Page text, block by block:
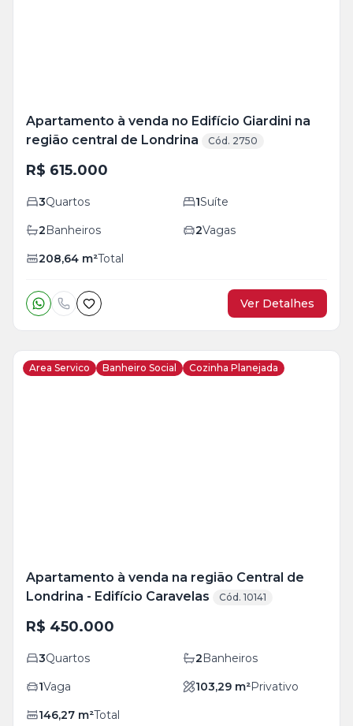
Apartamento à venda no Edifício Giardini na
região central de Londrina
Cód. 2750
R$ 615.000
3Quartos 1Suíte
2Banheiros 2Vagas
208,64 m²Total
Ver Detalhes
Area Servico Banheiro Social Cozinha Planejada
Apartamento à venda na região Central de
Londrina - Edifício Caravelas
Cód. 10141
R$ 450.000
3Quartos 2Banheiros
1Vaga 103,29 m²Privativo
146,27 m²Total